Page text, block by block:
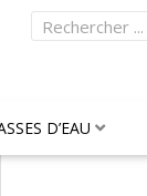
Rechercher
D’EAU